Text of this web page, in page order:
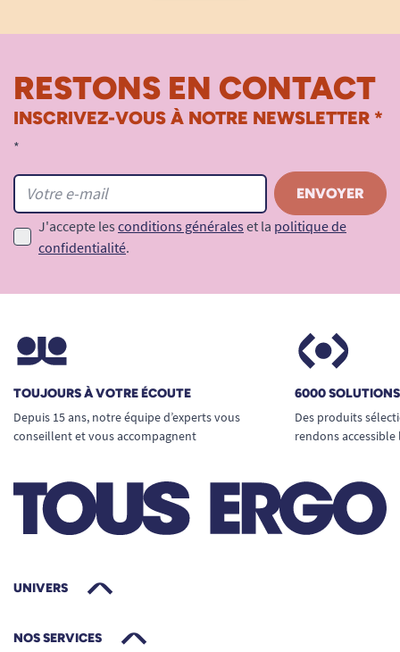
RESTONS EN CONTACT
INSCRIVEZ-VOUS À NOTRE NEWSLETTER *
*
J'accepte les conditions générales et la politique de
confidentialité.
TOUJOURS À VOTRE ÉCOUTE
Depuis 15 ans, notre équipe d’experts vous
conseillent et vous accompagnent
6000
Des produits
rendons
UNIVERS
NOS SERVICES